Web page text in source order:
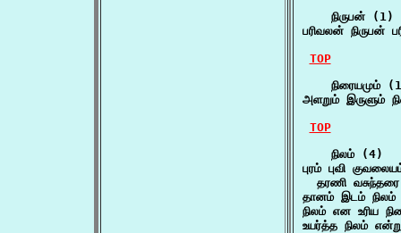
    நிருபன் (1)
பரிவலன் நிருபன்
TOP
நிரையமும்
அளறும் இருளும்
TOP
    நிலம் (4)
புரம் புவி
தரணி
தானம் இடம்
நிலம் என உரிய
உயர்த்த நிலம்